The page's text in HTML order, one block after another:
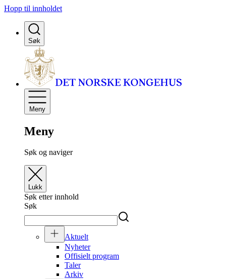
Hopp til innholdet
Søk
Meny
Meny
Søk og naviger
Lukk
Søk etter innhold
Søk
Aktuelt
Nyheter
Offisielt program
Taler
Arkiv